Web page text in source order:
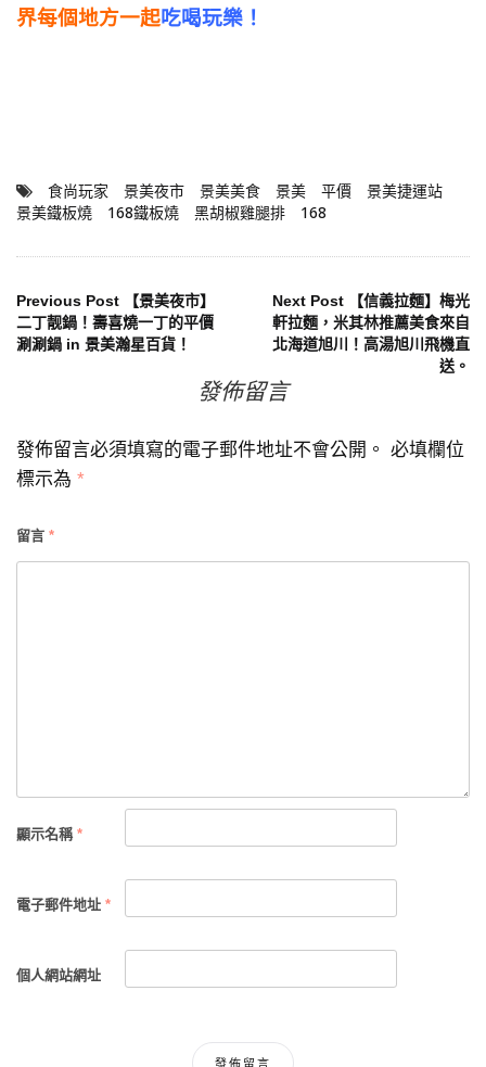
界每個地方一起吃喝玩樂！
食尚玩家 景美夜市 景美美食 景美 平價
景美捷運站
景美鐵板燒
168鐵板燒 黑胡椒雞腿排 168
文
章
覽
Previous Post 【景美夜市】
二丁靓鍋！壽喜燒一丁的平價
涮涮鍋 in 景美瀚星百貨！
Next Post 【信義拉麵】梅光
軒拉麵，米其林推薦美食來自
北海道旭川！高湯旭川飛機直
送。
發佈留言
發佈留言必須填寫的電子郵件地址不會公開。 必填欄位
標示為 *
留言 *
顯示名稱 *
電子郵件地址 *
個人網站網址